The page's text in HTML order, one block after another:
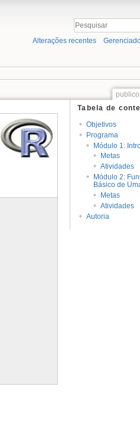
Alterações recentes
Tabela de
Objetivos
Programa
Módulo 1:
Metas
Atividades
Módulo 2:
Básico de
Metas
Atividades
Autoria